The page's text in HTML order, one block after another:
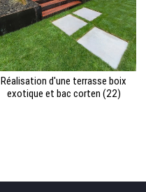
Réalisation d'une terrasse boix
exotique et bac corten (22)